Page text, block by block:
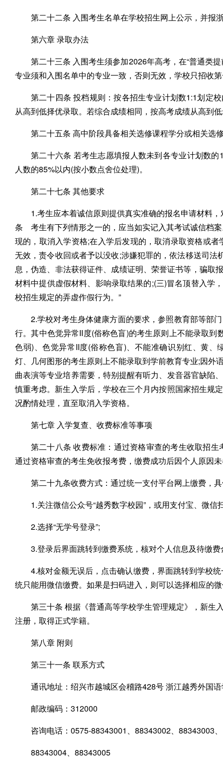
第二十二条 入围考生名单在学校招生网上公示，并报
第六章 录取办法
第二十三条 入围考生须参加2026年高考，在“普通类
专业须和入围名单中的专业一致，否则无效，学校只招收
第二十四条 投档规则：按各招生专业计划数1:1划定
从高到低择优录取。若综合成绩相同，按高考成绩从高到
第二十五条 高中阶段具备相关选修课程学分或相关选
第二十六条 若考生志愿填报人数未到各专业计划数
人数的85%以内(按小数点舍位处理)。
第二十七条 其他要求
1.考生应本着诚信原则提供真实准确的报名申请材料
条 考生有下列情形之一的，应当如实记入其考试诚信档
现的，取消入学资格;在入学后发现的，取消录取资格或
无效，责令收回或者予以没收;涉嫌犯罪的，依法移送司
息，伪造、非法获得证件、成绩证明、荣誉证书等，骗取
材料中提供虚假材料、影响录取结果的;(三)冒名顶替入学
校招生规定的弄虚作假行为。”
2.学校对考生身体健康方面的要求，参照教育部等部
行。其中色觉异常II度(俗称色盲)的考生原则上不能录取
色弱)、色觉异常II度(俗称色盲)、不能准确识别红、黄
灯、几何图形的考生原则上不能录取到学前教育专业;因外
曲表演等专业培养需要，特别提醒有听力、发音器官缺陷
慎重考虑。新生入学后，学校在三个月内按照国家招生规
况酌情处理，直至取消入学资格。
第七章 入学复查、收费标准等事项
第二十八条 收费标准：通过资格审查的考生收取招
通过资格审查的考生免收报考费，缴费成功后因个人原因
第二十九条收费方式：通过统一支付平台网上缴费，
1.关注微信公众号“越秀数字校园”，或用支付宝、微信
2.选择“无学号登录”;
3.登录后界面跳转到缴费系统，核对个人信息及待缴费
4.核对金额无误后，点击确认缴费，界面跳转到学校
统只能用微信缴费。如果是扫码进入，则可以选择相应的
第三十条 根据《普通高等学校学生管理规定》，新生
注册，取得正式学籍。
第八章 附则
第三十一条 联系方式
通讯地址：绍兴市越城区会稽路428号 浙江越秀外国
邮政编码：312000
咨询电话：0575-88343001、88343002、88343003、
88343004、88343005